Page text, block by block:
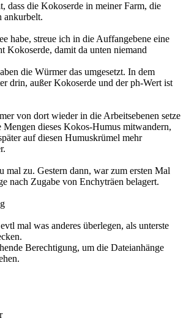
dass die Kokoserde in meiner Farm, die
ankurbelt.
habe, streue ich in die Auffangebene eine
Kokoserde, damit da unten niemand
die Würmer das umgesetzt. In dem
drin, außer Kokoserde und der ph-Wert ist
von dort wieder in die Arbeitsebenen setze
Mengen dieses Kokos-Humus mitwandern,
auf diesen Humuskrümel mehr
mal zu. Gestern dann, war zum ersten Mal
nach Zugabe von Enchyträen belagert.
mal was anderes überlegen, als unterste
Berechtigung, um die Dateianhänge